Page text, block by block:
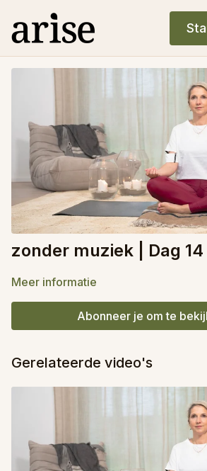
zonder muziek | Dag 14
Meer informatie
Abonneer je om te
Gerelateerde video's